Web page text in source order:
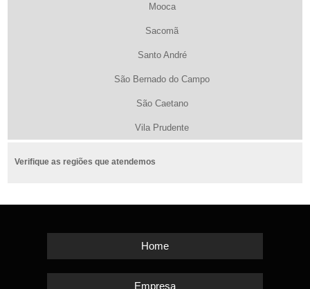
Mooca
Sacomã
Santo André
São Bernado do Campo
São Caetano
Vila Prudente
Verifique as regiões que atendemos
Home
Empresa